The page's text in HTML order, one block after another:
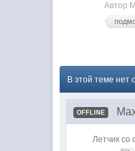
Автор
В этой теме нет
OFFLINE
Летчик со